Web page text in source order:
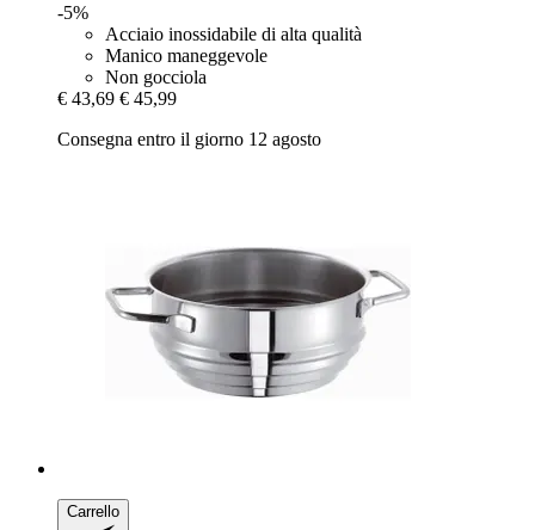
-5%
Acciaio inossidabile di alta qualità
Manico maneggevole
Non gocciola
€ 43,69 € 45,99
Consegna entro il giorno 12 agosto
Carrello